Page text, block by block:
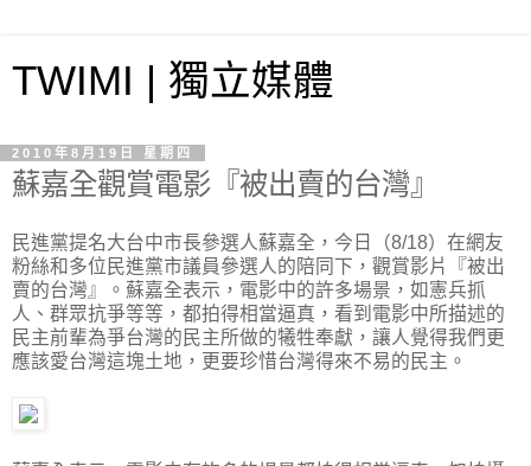
TWIMI | 獨立媒體
2010年8月19日 星期四
蘇嘉全觀賞電影『被出賣的台灣』
民進黨提名大台中市長參選人蘇嘉全，今日（8/18）在網友
粉絲和多位民進黨市議員參選人的陪同下，觀賞影片『被出
賣的台灣』。蘇嘉全表示，電影中的許多場景，如憲兵抓
人、群眾抗爭等等，都拍得相當逼真，看到電影中所描述的
民主前輩為爭台灣的民主所做的犧牲奉獻，讓人覺得我們更
應該愛台灣這塊土地，更要珍惜台灣得來不易的民主。